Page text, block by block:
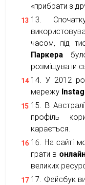
«прибрати з
часом, під
Паркера
розміщувати
У 2012
мережу
В
профіль
карається.
На сайті
грати в
великих
Фейсбук